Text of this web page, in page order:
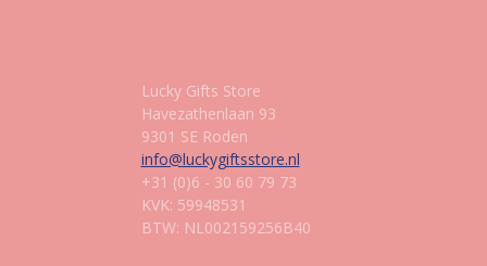
Lucky Gifts Store
Havezathenlaan 93
9301 SE Roden
info@luckygiftsstore.nl
+31 (0)6 - 30 60 79 73
KVK: 59948531
BTW: NL002159256B40